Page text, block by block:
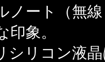
ノート（無
印象。
リコン液